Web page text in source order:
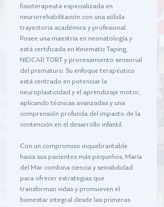
fisioterapeuta especializada en
neurorrehabilitación con una sólida
trayectoria académica y profesional.
Posee una maestría en neonatología y
está certificada en Kinematic Taping,
NIDCAP, TORT y procesamiento sensorial
del prematuro. Su enfoque terapéutico
está centrado en potenciar la
neuroplasticidad y el aprendizaje motor,
aplicando técnicas avanzadas y una
comprensión profunda del impacto de la
contención en el desarrollo infantil.
Con un compromiso inquebrantable
hacia sus pacientes más pequeños, María
del Mar combina ciencia y sensibilidad
para ofrecer estrategias que
transforman vidas y promueven el
bienestar integral desde las primeras